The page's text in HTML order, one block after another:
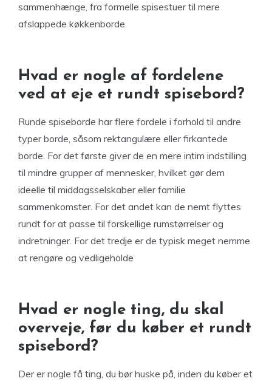
sammenhænge, fra formelle spisestuer til mere
afslappede køkkenborde.
Hvad er nogle af fordelene
ved at eje et rundt spisebord?
Runde spiseborde har flere fordele i forhold til andre
typer borde, såsom rektangulære eller firkantede
borde. For det første giver de en mere intim indstilling
til mindre grupper af mennesker, hvilket gør dem
ideelle til middagsselskaber eller familie
sammenkomster. For det andet kan de nemt flyttes
rundt for at passe til forskellige rumstørrelser og
indretninger. For det tredje er de typisk meget nemme
at rengøre og vedligeholde
Hvad er nogle ting, du skal
overveje, før du køber et rundt
spisebord?
Der er nogle få ting, du bør huske på, inden du køber et